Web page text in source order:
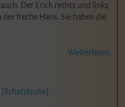
Der Erich rechts und links
freche Hans. Sie haben die
Weiterlesen
[Schatztruhe]